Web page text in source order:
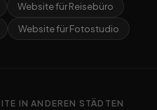
Website für Reisebüro
Website für Fotostudio
IN ANDEREN STÄDTEN